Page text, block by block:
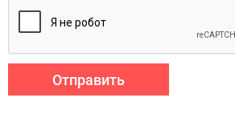
Отправить